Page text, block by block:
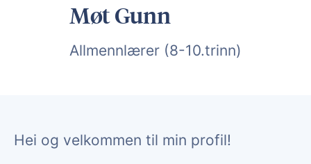
Møt Gunn
Allmennlærer (8-10.trinn)
Hei og velkommen til min profil!